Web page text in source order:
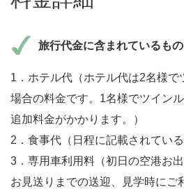
旅行代金に含まれているもの
1．ホテル代（ホテル代は2名様
場合の料金です。1名様でツイン
追加料金がかかります。）
2．食事代（日程に記載されている
3．専用車利用料（初日の空港お
お見送りまでの送迎、見学時にご